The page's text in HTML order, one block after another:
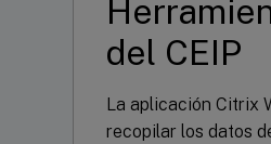
del CEIP
La aplicación Citrix
recopilar los datos